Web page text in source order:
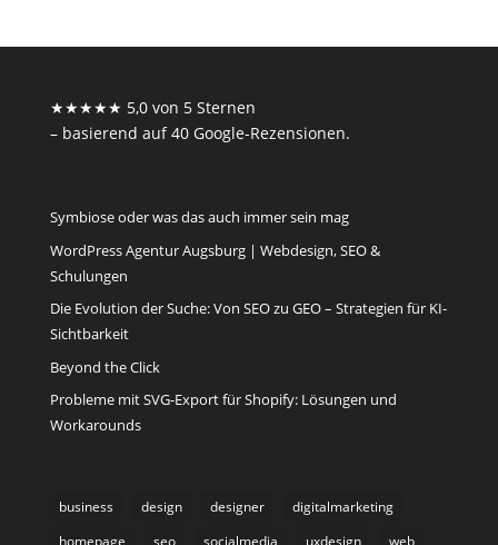
★★★★★ 5,0 von 5 Sternen
– basierend auf 40 Google-Rezensionen.
Symbiose oder was das auch immer sein mag
WordPress Agentur Augsburg | Webdesign, SEO &
Schulungen
Die Evolution der Suche: Von SEO zu GEO – Strategien für KI-
Sichtbarkeit
Beyond the Click
Probleme mit SVG-Export für Shopify: Lösungen und
Workarounds
business design designer
digitalmarketing
homepage
seo socialmedia uxdesign web